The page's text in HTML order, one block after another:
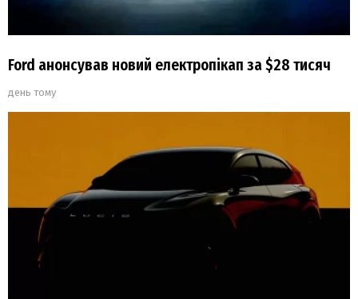
Ford анонсував новий електропікап за $28 тисяч
день тому